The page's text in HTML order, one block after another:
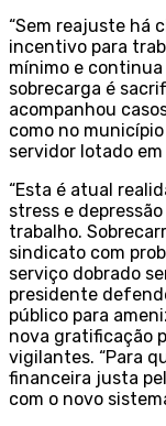
“Sem reajuste há
incentivo para
mínimo e
sobrecarga é
acompanhou
como no
servidor lotado
“Esta é atual
stress e
trabalho.
sindicato com
serviço dobrado
presidente
público para
nova gratificação
vigilantes. “Para
financeira justa
com o novo